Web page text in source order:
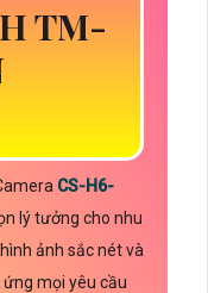
TM-
CS-H6-
lý tưởng cho nhu
ảnh sắc nét và
mọi yêu cầu